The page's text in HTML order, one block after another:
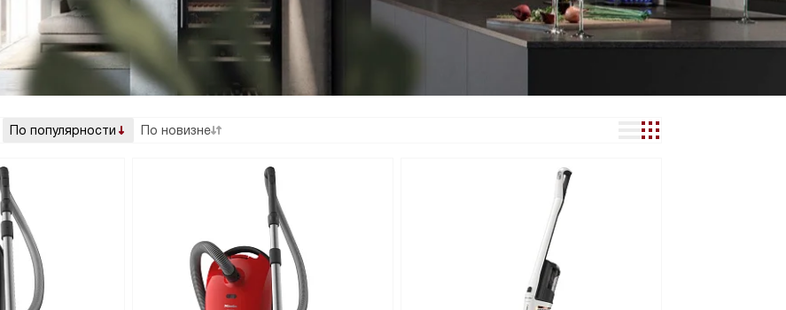
По популярности По новизне